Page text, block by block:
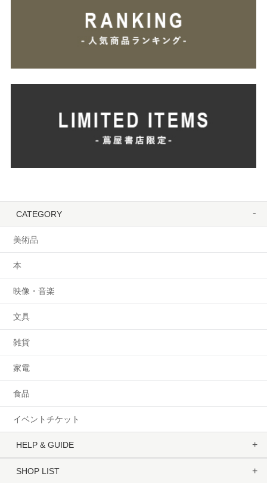
CATEGORY
美術品
本
映像・音楽
文具
雑貨
家電
食品
イベントチケット
HELP & GUIDE
SHOP LIST